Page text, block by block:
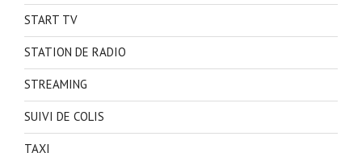
START TV
STATION DE RADIO
STREAMING
SUIVI DE COLIS
TAXI